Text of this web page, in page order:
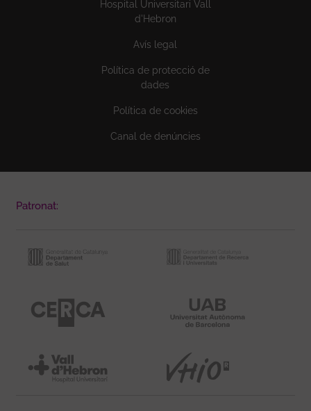
Hospital Universitari Vall
d'Hebron
Avís legal
Política de protecció de
dades
Política de cookies
Canal de denúncies
Patronat: